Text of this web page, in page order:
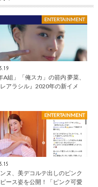
ENTERTAINMENT
A組」「俺スカ」の箭内 夢菜、
レアラシル』2020年の新イメ
ENTERTAINMENT
ヌ、美デコルテ出しのピンク
ース姿を公開！「ピンク可愛